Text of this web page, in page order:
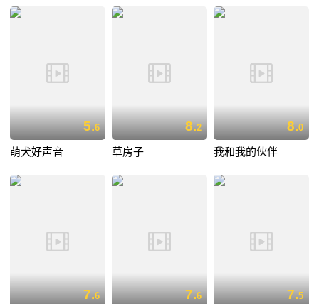
5.6
萌犬好声音
8.2
草房子
8.0
我和我的伙伴
7.6 7.6 7.5